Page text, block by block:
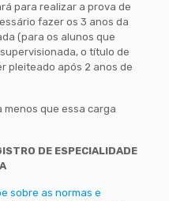
para realizar a prova de
fazer os 3 anos da
(para os alunos que
o título de
pleiteado após 2 anos de
que essa carga
DE ESPECIALIDADE
sobre as normas e